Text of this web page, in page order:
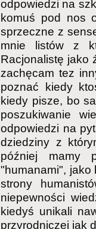
odpowiedzi na
komuś pod nos
sprzeczne z
mnie listów z
Racjonalistę jako
zachęcam tez
poznać kiedy
kiedy pisze, bo
poszukiwanie
odpowiedzi na
dziedziny z
później mamy
"humanami", jako
strony
niepewności
kiedyś unikali
przyrodniczej jak